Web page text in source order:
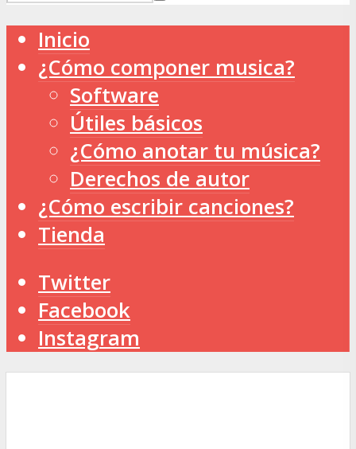
Inicio
¿Cómo componer musica?
Software
Útiles básicos
¿Cómo anotar tu música?
Derechos de autor
¿Cómo escribir canciones?
Tienda
Twitter
Facebook
Instagram